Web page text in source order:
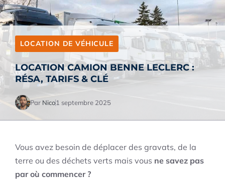
LOCATION DE VÉHICULE
LOCATION CAMION BENNE LECLERC :
RÉSA, TARIFS & CLÉ
Par Nico1 septembre 2025
Vous avez besoin de déplacer des gravats, de la
terre ou des déchets verts mais vous ne savez pas
par où commencer ?